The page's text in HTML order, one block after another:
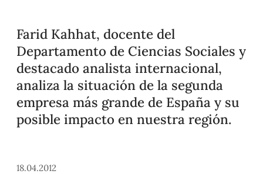
Farid Kahhat, docente del
Departamento de Ciencias Sociales y
destacado analista internacional,
analiza la situación de la segunda
empresa más grande de España y su
posible impacto en nuestra región.
18.04.2012